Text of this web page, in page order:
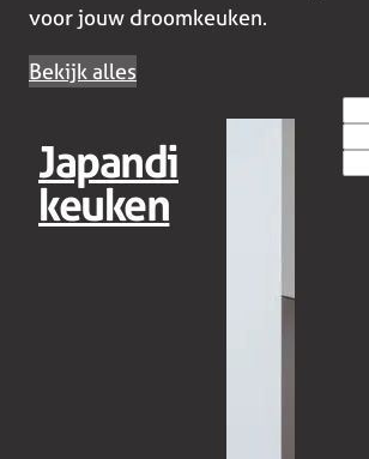
voor jouw droomkeuken.
Bekijk alles
Japandi
keuken